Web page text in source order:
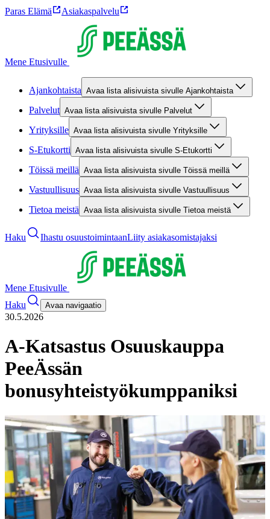
Paras Elämä Asiakaspalvelu
Mene Etusivulle
Ajankohtaista Avaa lista alisivuista sivulle Ajankohtaista
Palvelut Avaa lista alisivuista sivulle Palvelut
Yrityksille Avaa lista alisivuista sivulle Yrityksille
S-Etukortti Avaa lista alisivuista sivulle S-Etukortti
Töissä meillä Avaa lista alisivuista sivulle Töissä meillä
Vastuullisuus Avaa lista alisivuista sivulle Vastuullisuus
Tietoa meistä Avaa lista alisivuista sivulle Tietoa meistä
Haku Ihastu osuustoimintaanLiity asiakasomistajaksi
Mene Etusivulle
Haku
Avaa navigaatio
30.5.2026
A-Katsastus Osuuskauppa
PeeÄssän
bonusyhteistyökumppaniksi